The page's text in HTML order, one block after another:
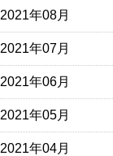
2021年08月
2021年07月
2021年06月
2021年05月
2021年04月